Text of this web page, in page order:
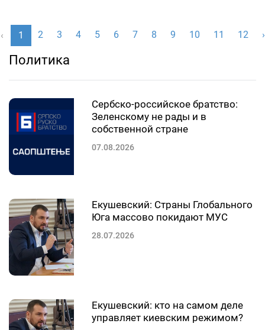
‹ 1 2 3 4 5 6 7 8 9 10 11 12 ›
Политика
Сербско-российское братство:
Зеленскому не рады и в
собственной стране
07.08.2026
Екушевский: Страны Глобального
Юга массово покидают МУС
28.07.2026
Екушевский: кто на самом деле
управляет киевским режимом?